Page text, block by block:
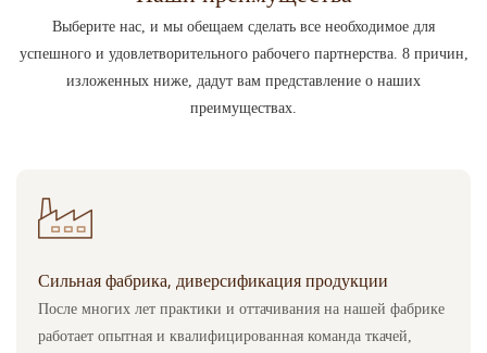
Выберите нас, и мы обещаем сделать все необходимое для
успешного и удовлетворительного рабочего партнерства. 8 причин,
изложенных ниже, дадут вам представление о наших
преимуществах.
Сильная фабрика, диверсификация продукции
После многих лет практики и оттачивания на нашей фабрике
работает опытная и квалифицированная команда ткачей,